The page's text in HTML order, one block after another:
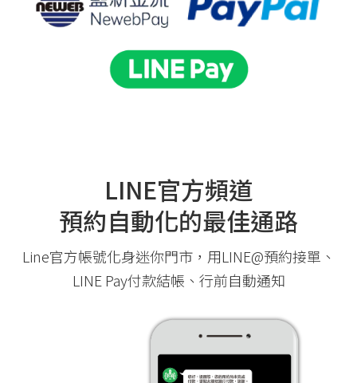
LINE官方頻道
預約自動化的最佳通路
Line官方帳號化身迷你門市，用LINE@預約接單、
LINE Pay付款結帳、行前自動通知